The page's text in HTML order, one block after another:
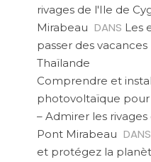
rivages de l'Ile de
Mirabeau DANS Les
passer des
Thaïlande
Comprendre et
photovoltaïque pour
– Admirer les
Pont Mirabeau DANS
et protégez la